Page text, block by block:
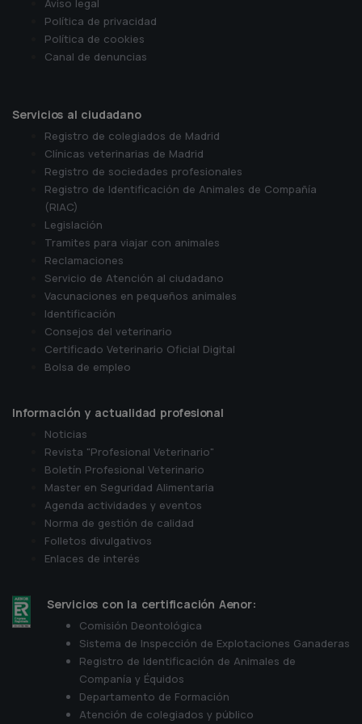
Aviso legal
Política de privacidad
Política de cookies
Canal de denuncias
Servicios al ciudadano
Registro de colegiados de Madrid
Clínicas veterinarias de Madrid
Registro de sociedades profesionales
Registro de Identificación de Animales de Compañía
(RIAC)
Legislación
Tramites para viajar con animales
Reclamaciones
Servicio de Atención al ciudadano
Vacunaciones en pequeños animales
Identificación
Consejos del veterinario
Certificado Veterinario Oficial Digital
Bolsa de empleo
Información y actualidad profesional
Noticias
Revista "Profesional Veterinario"
Boletín Profesional Veterinario
Master en Seguridad Alimentaria
Agenda actividades y eventos
Norma de gestión de calidad
Folletos divulgativos
Enlaces de interés
Servicios con la certificación Aenor:
Comisión Deontológica
Sistema de Inspección de Explotaciones Ganaderas
Registro de Identificación de Animales de
Companía y Équidos
Departamento de Formación
Atención de colegiados y público